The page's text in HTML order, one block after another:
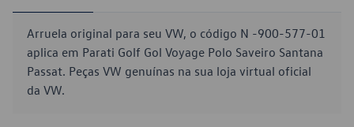
Arruela original para seu VW, o código N -900-577-01
aplica em Parati Golf Gol Voyage Polo Saveiro Santana
Passat. Peças VW genuínas na sua loja virtual oficial
da VW.